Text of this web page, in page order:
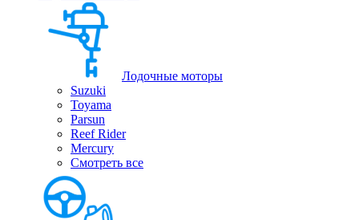
Лодочные моторы
Suzuki
Toyama
Parsun
Reef Rider
Mercury
Смотреть все